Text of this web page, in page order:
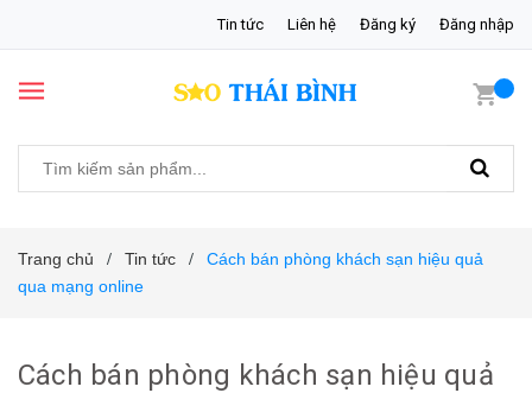
Tin tức Liên hệ Đăng ký Đăng nhập
Trang chủ / Tin tức /
Cách bán phòng khách sạn hiệu quả
qua mạng online
Cách bán phòng khách sạn hiệu quả